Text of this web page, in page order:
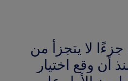
لا يتجزأ من
أن وقع اختيار